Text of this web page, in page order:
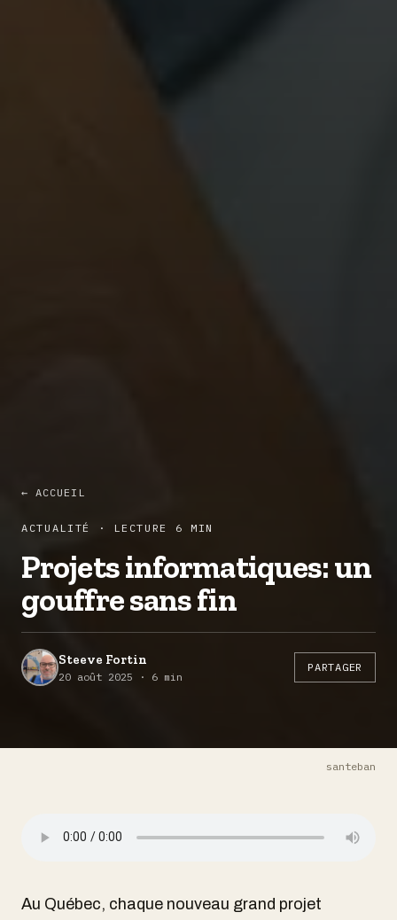
← ACCUEIL
ACTUALITÉ · LECTURE 6 MIN
Projets informatiques: un
gouffre sans fin
Steeve Fortin
20 août 2025 · 6 min
PARTAGER
santeban
Au Québec, chaque nouveau grand projet